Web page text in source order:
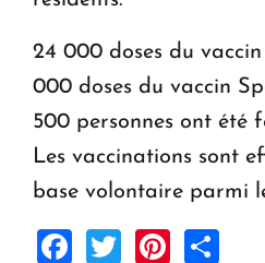
24 000 doses du
000 doses du vaccin
500 personnes ont été
Les vaccinations sont
base volontaire parmi
Facebook
Twitter